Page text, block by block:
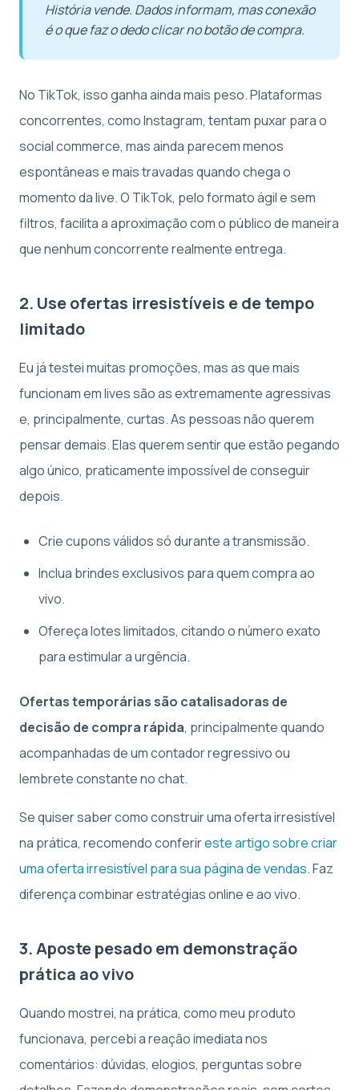
História vende. Dados informam, mas conexão
é o que faz o dedo clicar no botão de compra.
No TikTok, isso ganha ainda mais peso. Plataformas
concorrentes, como Instagram, tentam puxar para o
social commerce, mas ainda parecem menos
espontâneas e mais travadas quando chega o
momento da live. O TikTok, pelo formato ágil e sem
filtros, facilita a aproximação com o público de maneira
que nenhum concorrente realmente entrega.
2. Use ofertas irresistíveis e de tempo
limitado
Eu já testei muitas promoções, mas as que mais
funcionam em lives são as extremamente agressivas
e, principalmente, curtas. As pessoas não querem
pensar demais. Elas querem sentir que estão pegando
algo único, praticamente impossível de conseguir
depois.
Crie cupons válidos só durante a transmissão.
Inclua brindes exclusivos para quem compra ao
vivo.
Ofereça lotes limitados, citando o número exato
para estimular a urgência.
Ofertas temporárias são catalisadoras de
decisão de compra rápida, principalmente quando
acompanhadas de um contador regressivo ou
lembrete constante no chat.
Se quiser saber como construir uma oferta irresistível
na prática, recomendo conferireste artigo sobre criar
uma oferta irresistível para sua página de vendas. Faz
diferença combinar estratégias online e ao vivo.
3. Aposte pesado em demonstração
prática ao vivo
Quando mostrei, na prática, como meu produto
funcionava, percebi a reação imediata nos
comentários: dúvidas, elogios, perguntas sobre